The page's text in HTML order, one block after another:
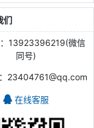
们
13923396219(微信
同号)
23404761@qq.com
在线客服